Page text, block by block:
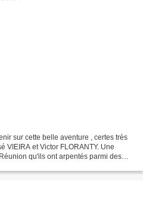
sur cette belle aventure , certes très
VIEIRA et Victor FLORANTY. Une
qu'ils ont arpentés parmi des